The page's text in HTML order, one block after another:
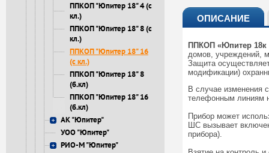
ОПИСАНИЕ
ППКОП «Юпитер 18к
домов, учреждений,
Защита
модификации)
В случае изменения
телефонным линиям
Прибор может
ШС вызывает
прибора).
ППКОП "Юпитер 18" 4 (с
кл.)
ППКОП "Юпитер 18" 8 (с
кл.)
ППКОП "Юпитер 18" 16
(с кл.)
ППКОП "Юпитер 18" 8
(б.кл)
ППКОП "Юпитер 18" 16
(б.кл)
АК "Юпитер"
УОО "Юпитер"
РИО-М "Юпитер"